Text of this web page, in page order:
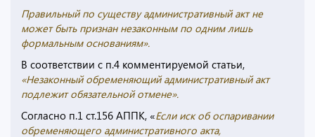
Правильный по существу административный акт не
может быть признан незаконным по одним лишь
формальным основаниям».
В соответствии с п.4 комментируемой статьи,
«Незаконный обременяющий административный акт
подлежит обязательной отмене».
Согласно п.1 ст.156 АППК, «Если иск об оспаривании
обременяющего административного акта,